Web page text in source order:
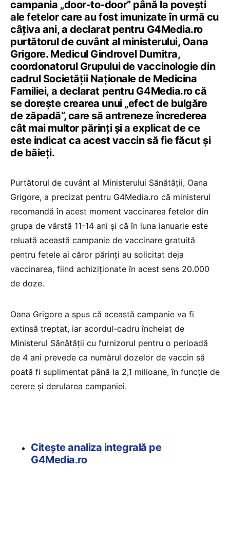
campania „door-to-door” până la povești
ale fetelor care au fost imunizate în urmă cu
câțiva ani, a declarat pentru G4Media.ro
purtătorul de cuvânt al ministerului, Oana
Grigore. Medicul Gindrovel Dumitra,
coordonatorul Grupului de vaccinologie din
cadrul Societății Naționale de Medicina
Familiei, a declarat pentru G4Media.ro că
se dorește crearea unui „efect de bulgăre
de zăpadă”, care să antreneze încrederea
cât mai multor părinți și a explicat de ce
este indicat ca acest vaccin să fie făcut și
de băieți.
Purtătorul de cuvânt al Ministerului Sănătății, Oana
Grigore, a precizat pentru G4Media.ro că ministerul
recomandă în acest moment vaccinarea fetelor din
grupa de vârstă 11-14 ani și că în luna ianuarie este
reluată această campanie de vaccinare gratuită
pentru fetele ai căror părinți au solicitat deja
vaccinarea, fiind achiziționate în acest sens 20.000
de doze.
Oana Grigore a spus că această campanie va fi
extinsă treptat, iar acordul-cadru încheiat de
Ministerul Sănătății cu furnizorul pentru o perioadă
de 4 ani prevede ca numărul dozelor de vaccin să
poată fi suplimentat până la 2,1 milioane, în funcţie de
cerere şi derularea campaniei.
Citește analiza integrală pe
G4Media.ro